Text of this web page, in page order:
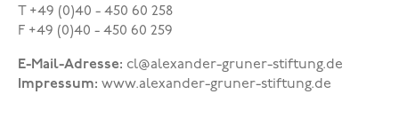
T +49 (0)40 - 450 60 258
F +49 (0)40 - 450 60 259
E-Mail-Adresse: cl@alexander-gruner-stiftung.de
Impressum: www.alexander-gruner-stiftung.de